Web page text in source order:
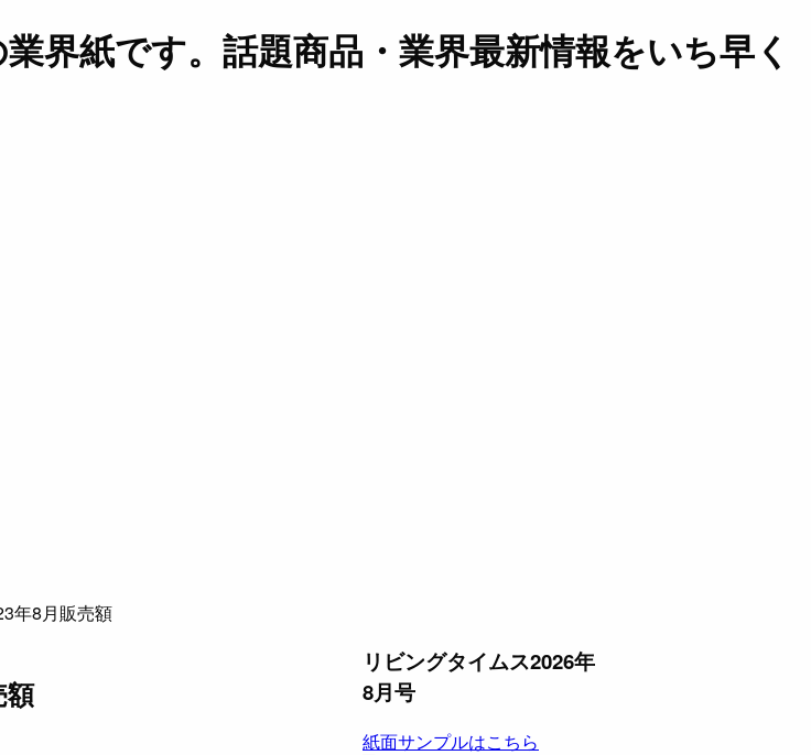
界紙です。話題商品・業界最新情報をいち早く
年8月販売額
額
リビングタイムス2026年
8月号
紙面サンプルはこちら